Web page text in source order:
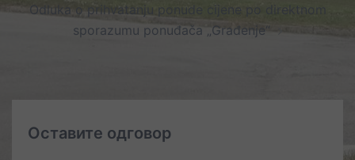
Odluka o prihvatanju ponude cijene po direktnom
sporazumu ponuđača „Građenje“
Оставите одговор